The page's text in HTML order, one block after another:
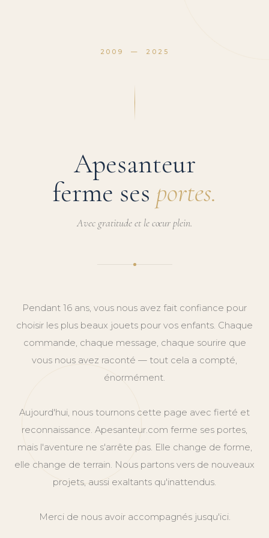
2009 — 2025
Apesanteur
ferme ses portes.
Avec gratitude et le cœur plein.
Pendant 16 ans, vous nous avez fait confiance pour
choisir les plus beaux jouets pour vos enfants. Chaque
commande, chaque message, chaque sourire que
vous nous avez raconté — tout cela a compté,
énormément.
Aujourd'hui, nous tournons cette page avec fierté et
reconnaissance. Apesanteur.com ferme ses portes,
mais l'aventure ne s'arrête pas. Elle change de forme,
elle change de terrain. Nous partons vers de nouveaux
projets, aussi exaltants qu'inattendus.
Merci de nous avoir accompagnés jusqu'ici.